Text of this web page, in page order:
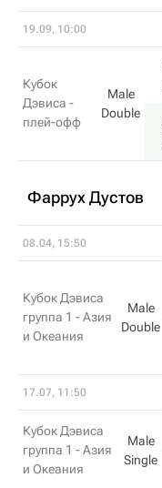
19.09, 10:00
Кубок
Дэвиса -
плей-офф
Male
Double
Фаррух Дустов
08.04, 15:50
Кубок Дэвиса
группа 1 - Азия
и Океания
Male
Double
17.07, 11:50
Кубок Дэвиса
группа 1 - Азия
и Океания
Male
Single